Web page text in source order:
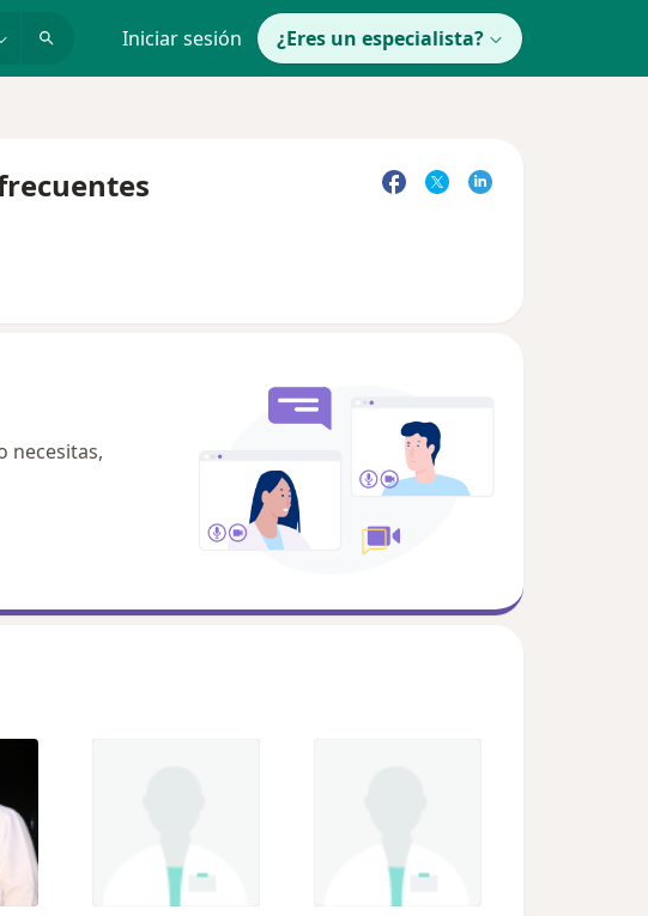
Iniciar sesión ¿Eres un especialista?
necesitas,